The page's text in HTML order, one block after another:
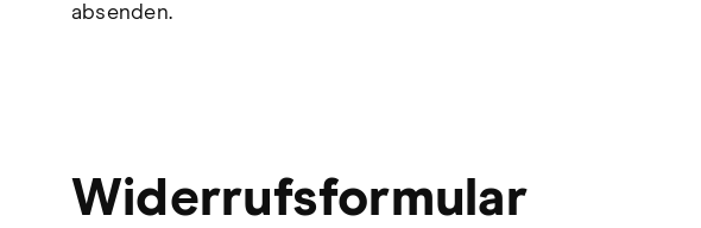
absenden.
Widerrufsformular